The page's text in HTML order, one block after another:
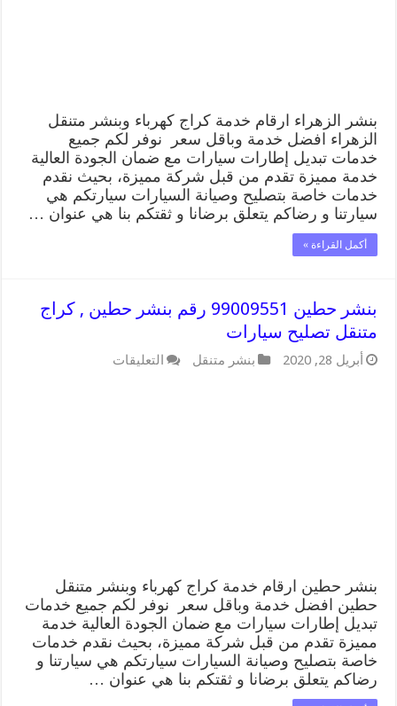
بنشر الزهراء ارقام خدمة كراج كهرباء وبنشر متنقل
الزهراء افضل خدمة وباقل سعر نوفر لكم جميع
خدمات تبديل إطارات سيارات مع ضمان الجودة العالية
خدمة مميزة تقدم من قبل شركة مميزة، بحيث نقدم
خدمات خاصة بتصليح وصيانة السيارات سيارتكم هي
سيارتنا و رضاكم يتعلق برضانا و ثقتكم بنا هي عنوان …
أكمل القراءة »
بنشر حطين 99009551 رقم بنشر حطين , كراج
متنقل تصليح سيارات
أبريل 28, 2020 بنشر متنقل التعليقات
بنشر حطين ارقام خدمة كراج كهرباء وبنشر متنقل
حطين افضل خدمة وباقل سعر نوفر لكم جميع خدمات
تبديل إطارات سيارات مع ضمان الجودة العالية خدمة
مميزة تقدم من قبل شركة مميزة، بحيث نقدم خدمات
خاصة بتصليح وصيانة السيارات سيارتكم هي سيارتنا و
رضاكم يتعلق برضانا و ثقتكم بنا هي عنوان …